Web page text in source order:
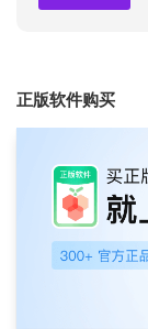
正版软件购买